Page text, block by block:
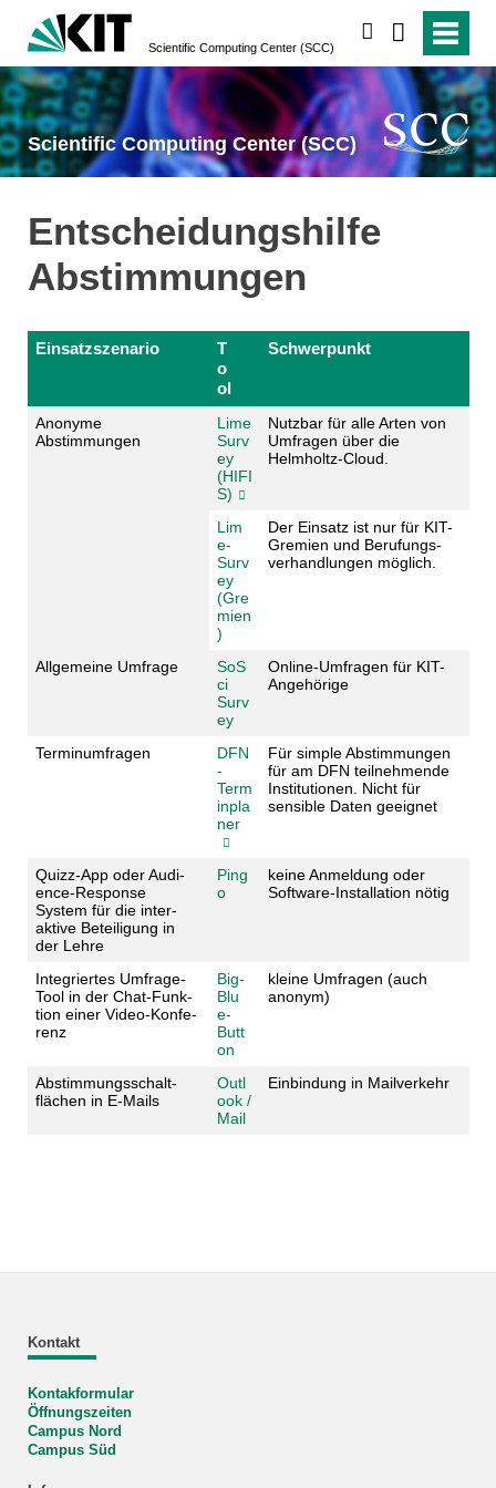
Scientific Computing Center (SCC)
Scientific Computing Center (SCC)
Entscheidungshilfe
Abstimmungen
Einsatzszenario
T
o
ol
Schwerpunkt
Anonyme
Abstimmungen
Lime
Surv
ey
(HIFI
S)
Nutzbar für alle Arten von
Umfragen über die
Helmholtz-Cloud.
Lim
e­
Surv
ey
(Gre
mien
)
Der Ein­satz ist nur für KIT-
Gremien und Berufungs­
ver­hand­lung­en möglich.
Allgemeine Umfrage
SoS
ci
Surv
ey
Online-Umfragen für KIT-
Angehörige
Terminumfragen
DFN
-
Term
inpla
ner
Für simple Abstimmungen
für am DFN teilnehmende
Institutionen. Nicht für
sensible Daten geeignet
Quizz-App oder Audi­
ence-Res­ponse
System für die inter­
aktive Be­teili­gung in
der Lehre
Ping
o
keine An­meld­ung oder
Software-­Instal­la­tion nötig
Integrier­tes Umfrage-
Tool in der Chat-Funk­
tion einer Video-Konfe­
renz
Big­
Blu
e­
Butt
on
kleine Um­fragen (auch
anonym)
Ab­stim­mungs­schalt­
flächen in E-Mails
Outl
ook /
Mail
Ein­bind­ung in Mai­lver­kehr
Kontakt
Kontakformular
Öffnungszeiten
Campus Nord
Campus Süd